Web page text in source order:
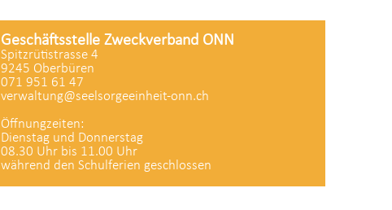
Geschäftsstelle Zweckverband ONN
Spitzrütistrasse 4
9245 Oberbüren
071 951 61 47
verwaltung@seelsorgeeinheit-onn.ch
Öffnungzeiten:
Dienstag und Donnerstag
08.30 Uhr bis 11.00 Uhr
während den Schulferien geschlossen